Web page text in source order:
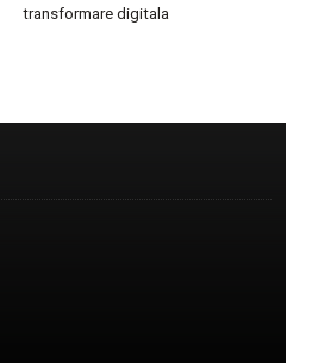
transformare digitala